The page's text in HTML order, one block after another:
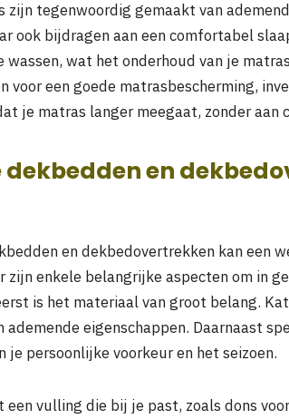
zijn tegenwoordig gemaakt van
ook bijdragen aan een comfortabel
wat het onderhoud van je
voor een goede matrasbescherming,
je matras langer meegaat, zonder aan
dekbedden en
en dekbedovertrekken kan een
zijn enkele belangrijke aspecten om in
is het materiaal van groot belang.
ademende eigenschappen. Daarnaast
persoonlijke voorkeur en het seizoen.
een vulling die bij je past, zoals dons